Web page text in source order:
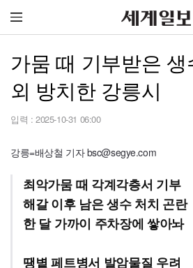
가뭄 때 기부받은
외 방치한 강릉시
입력 : 2025-10-31 06:00
강릉=배상철 기자 bsc@segye.com
최악가뭄 때 각계각층서 기부
해갈 이후 남은 생수 처치 곤란
한 달 가까이 주차장에 쌓아놔
땡볕 페트병서 발암물질 우려